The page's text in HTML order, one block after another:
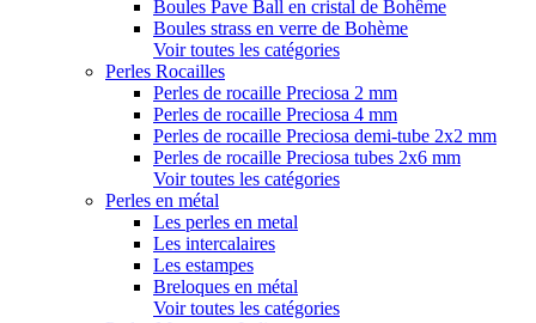
Boules Pave Ball en cristal de Bohême
Boules strass en verre de Bohème
Voir toutes les catégories
Perles Rocailles
Perles de rocaille Preciosa 2 mm
Perles de rocaille Preciosa 4 mm
Perles de rocaille Preciosa demi-tube 2x2 mm
Perles de rocaille Preciosa tubes 2x6 mm
Voir toutes les catégories
Perles en métal
Les perles en metal
Les intercalaires
Les estampes
Breloques en métal
Voir toutes les catégories